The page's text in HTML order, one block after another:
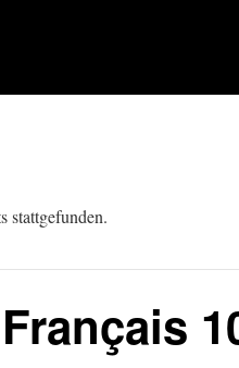
stattgefunden.